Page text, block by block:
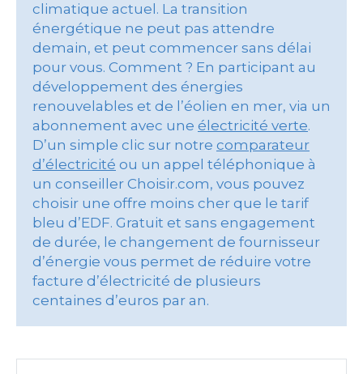
climatique actuel. La transition
énergétique ne peut pas attendre
demain, et peut commencer sans délai
pour vous. Comment ? En participant au
développement des énergies
renouvelables et de l’éolien en mer, via un
abonnement avec une électricité verte.
D’un simple clic sur notre comparateur
d’électricité ou un appel téléphonique à
un conseiller Choisir.com, vous pouvez
choisir une offre moins cher que le tarif
bleu d’EDF. Gratuit et sans engagement
de durée, le changement de fournisseur
d’énergie vous permet de réduire votre
facture d’électricité de plusieurs
centaines d’euros par an.